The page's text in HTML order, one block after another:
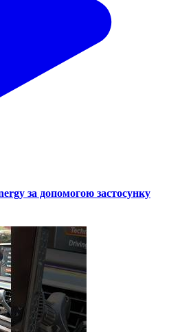
за допомогою застосунку